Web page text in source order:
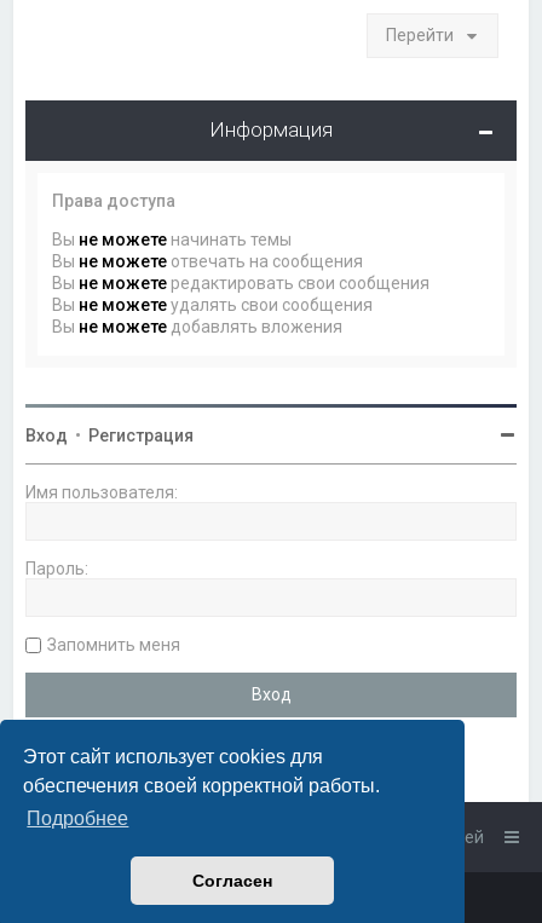
Этот сайт использует cookies для
обеспечения своей корректной работы.
Подробнее
Согласен
Перейти
Информация
Права доступа
Вы не можете начинать темы
Вы не можете отвечать на сообщения
Вы не можете редактировать свои сообщения
Вы не можетеудалять свои сообщения
Вы не можете добавлять вложения
Вход • Регистрация
Имя пользователя:
Пароль:
Запомнить меня
Связаться с администрацией
phpBB
PlanetStyles